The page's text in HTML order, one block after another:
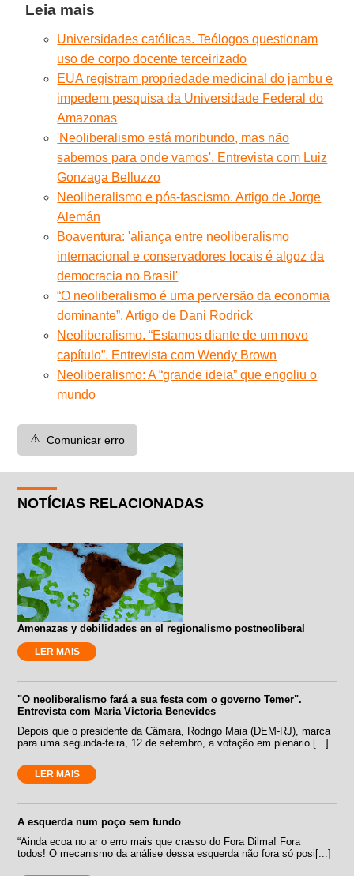
Leia mais
Universidades católicas. Teólogos questionam
uso de corpo docente terceirizado
EUA registram propriedade medicinal do jambu e
impedem pesquisa da Universidade Federal do
Amazonas
'Neoliberalismo está moribundo, mas não
sabemos para onde vamos'. Entrevista com Luiz
Gonzaga Belluzzo
Neoliberalismo e pós-fascismo. Artigo de Jorge
Alemán
Boaventura: 'aliança entre neoliberalismo
internacional e conservadores locais é algoz da
democracia no Brasil'
“O neoliberalismo é uma perversão da economia
dominante”. Artigo de Dani Rodrick
Neoliberalismo. “Estamos diante de um novo
capítulo”. Entrevista com Wendy Brown
Neoliberalismo: A “grande ideia” que engoliu o
mundo
⚠️ Comunicar erro
NOTÍCIAS RELACIONADAS
Amenazas y debilidades en el regionalismo postneoliberal
LER MAIS
"O neoliberalismo fará a sua festa com o governo Temer".
Entrevista com Maria Victoria Benevides
Depois que o presidente da Câmara, Rodrigo Maia (DEM-RJ), marca
para uma segunda-feira, 12 de setembro, a votação em plenário [...]
LER MAIS
A esquerda num poço sem fundo
“Ainda ecoa no ar o erro mais que crasso do Fora Dilma! Fora
todos! O mecanismo da análise dessa esquerda não fora só posi[...]